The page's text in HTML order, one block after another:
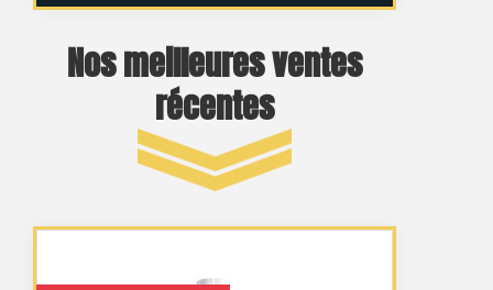
Nos meilleures ventes
récentes